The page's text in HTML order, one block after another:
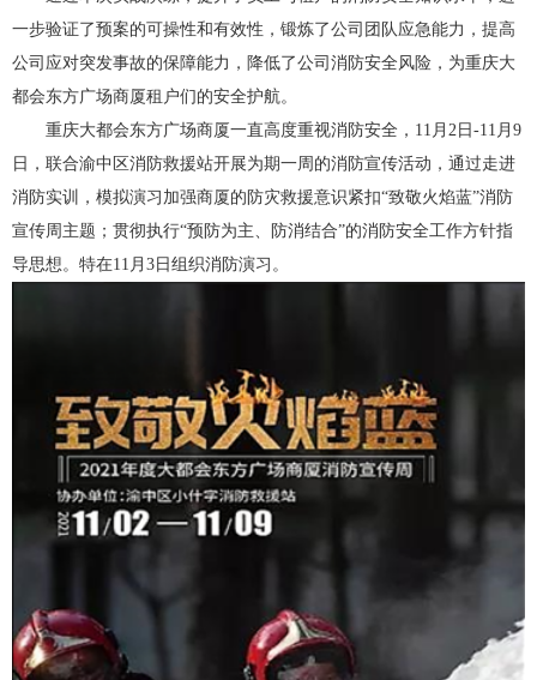
一步验证了预案的可操性和有效性，锻炼了公司团队应急能力，提高
公司应对突发事故的保障能力，降低了公司消防安全风险，为重庆大
都会东方广场商厦租户们的安全护航。
重庆大都会东方广场商厦一直高度重视消防安全，11月2日-11月9
日，联合渝中区消防救援站开展为期一周的消防宣传活动，通过走进
消防实训，模拟演习加强商厦的防灾救援意识紧扣“致敬火焰蓝”消防
宣传周主题；贯彻执行“预防为主、防消结合”的消防安全工作方针指
导思想。特在11月3日组织消防演习。